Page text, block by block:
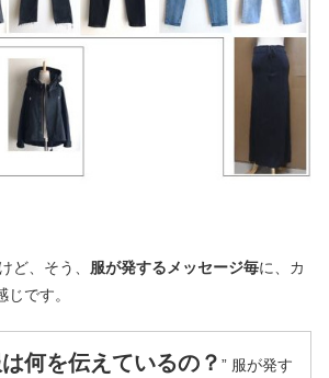
ど、そう、 服が発するメッセージ毎に、カ
です。
何を伝えているの？ ” 服が発す